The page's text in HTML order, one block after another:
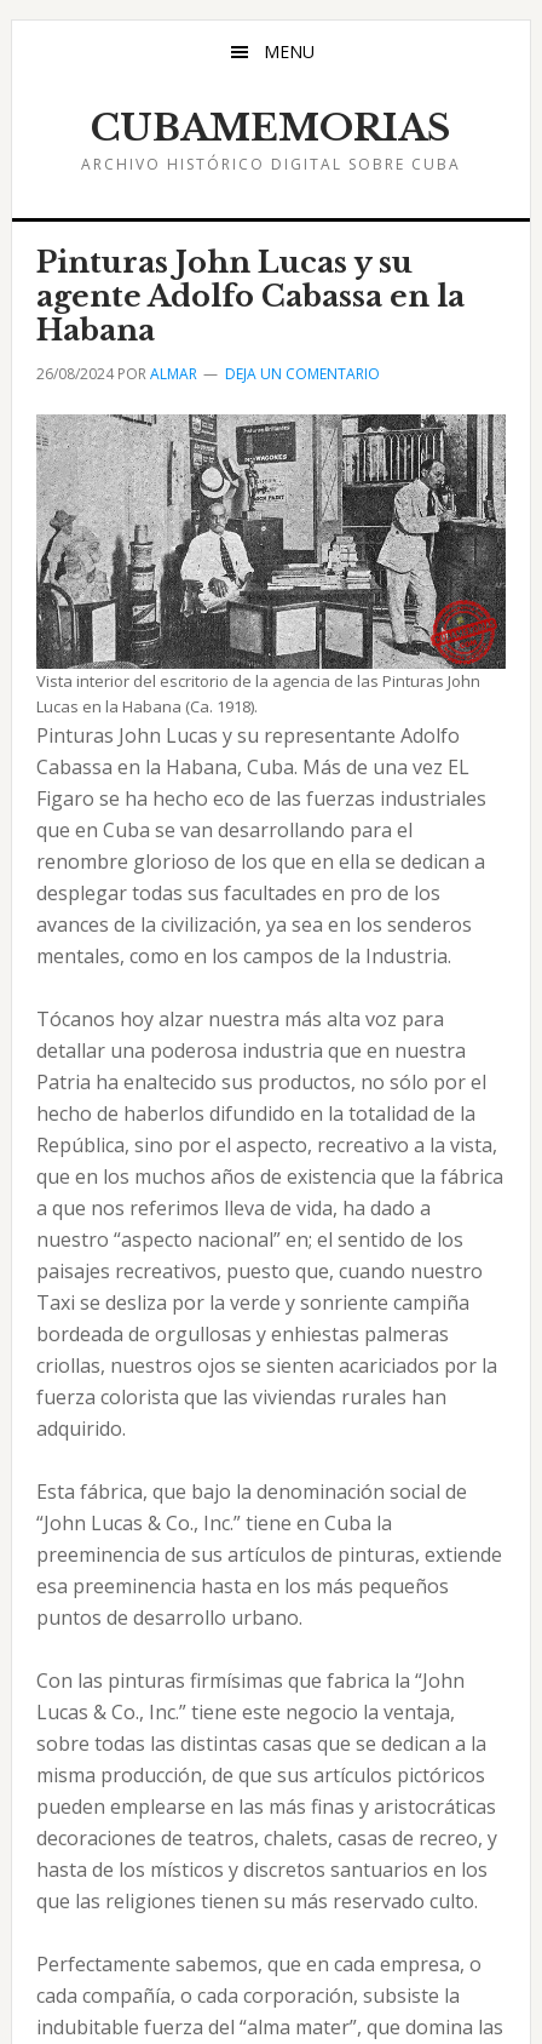
Saltar
Saltar
Saltar
MENU
CUBAMEMORIAS
ARCHIVO HISTÓRICO DIGITAL SOBRE CUBA
Pinturas John Lucas y su
agente Adolfo Cabassa en la
Habana
26/08/2024PORALMAR DEJA UN COMENTARIO
Vista interior del escritorio de la agencia de las Pinturas John
Lucas en la Habana (Ca. 1918).
Pinturas John Lucas y su representante Adolfo
Cabassa en la Habana, Cuba. Más de una vez EL
Figaro se ha hecho eco de las fuerzas industriales
que en Cuba se van desarrollando para el
renombre glorioso de los que en ella se dedican a
desplegar todas sus facultades en pro de los
avances de la civilización, ya sea en los senderos
mentales, como en los campos de la Industria.
Tócanos hoy alzar nuestra más alta voz para
detallar una poderosa industria que en nuestra
Patria ha enaltecido sus productos, no sólo por el
hecho de haberlos difundido en la totalidad de la
República, sino por el aspecto, recreativo a la vista,
que en los muchos años de existencia que la fábrica
a que nos referimos lleva de vida, ha dado a
nuestro “aspecto nacional” en; el sentido de los
paisajes recreativos, puesto que, cuando nuestro
Taxi se desliza por la verde y sonriente campiña
bordeada de orgullosas y enhiestas palmeras
criollas, nuestros ojos se sienten acariciados por la
fuerza colorista que las viviendas rurales han
adquirido.
Esta fábrica, que bajo la denominación social de
“John Lucas & Co., Inc.” tiene en Cuba la
preeminencia de sus artículos de pinturas, extiende
esa preeminencia hasta en los más pequeños
puntos de desarrollo urbano.
Con las pinturas firmísimas que fabrica la “John
Lucas & Co., Inc.” tiene este negocio la ventaja,
sobre todas las distintas casas que se dedican a la
misma producción, de que sus artículos pictóricos
pueden emplearse en las más finas y aristocráticas
decoraciones de teatros, chalets, casas de recreo, y
hasta de los místicos y discretos santuarios en los
que las religiones tienen su más reservado culto.
Perfectamente sabemos, que en cada empresa, o
cada compañía, o cada corporación, subsiste la
indubitable fuerza del “alma mater”, que domina las